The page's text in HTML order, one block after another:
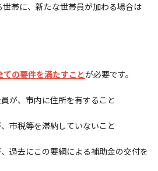
世帯に、新たな世帯員が加わる場合は
ての要件を満たすことが必要です。
が、市内に住所を有すること
市税等を滞納していないこと
過去にこの要綱による補助金の交付を